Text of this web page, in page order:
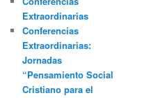
Extraordinarias
Conferencias
Extraordinarias:
Jornadas
“Pensamiento Social
Cristiano para el